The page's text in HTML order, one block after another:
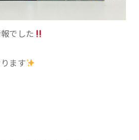
でした
ます